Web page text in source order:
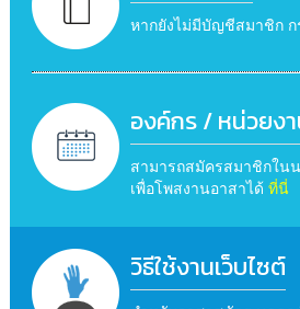
หากยังไม่มีบัญชีสมาชิก
องค์กร / หน่วยง
สามารถสมัครสมาชิกใน
เพื่อโพสงานอาสาได้ ที่นี่
วิธีใช้งานเว็บไซต์